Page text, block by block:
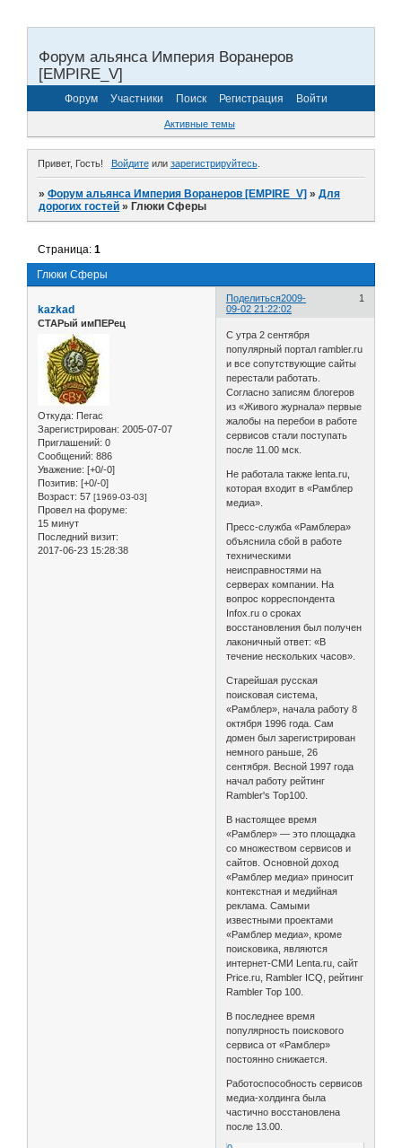
Форум альянса Империя Воранеров
[EMPIRE_V]
Форум Участники Поиск Регистрация Войти
Активные темы
Привет, Гость! Войдитеили зарегистрируйтесь.
»Форум альянса Империя Воранеров [EMPIRE_V] »Для
дорогих гостей »Глюки Сферы
Глюки Сферы
Страница:1
Поделиться 1
2009-
09-02 21:22:02
kazkad
СТАРый имПЕРец
Откуда: Пегас
Зарегистрирован: 2005-07-07
Приглашений: 0
Сообщений: 886
Уважение: [+0/-0]
Позитив: [+0/-0]
Возраст: 57 [1969-03-03]
Провел на форуме:
15 минут
Последний визит:
2017-06-23 15:28:38
С утра 2 сентября
популярный портал rambler.ru
и все сопутствующие сайты
перестали работать.
Согласно записям блогеров
из «Живого журнала» первые
жалобы на перебои в работе
сервисов стали поступать
после 11.00 мск.
Не работала также lenta.ru,
которая входит в «Рамблер
медиа».
Пресс-служба «Рамблера»
объяснила сбой в работе
техническими
неисправностями на
серверах компании. На
вопрос корреспондента
Infox.ru о сроках
восстановления был получен
лаконичный ответ: «В
течение нескольких часов».
Старейшая русская
поисковая система,
«Рамблер», начала работу 8
октября 1996 года. Сам
домен был зарегистрирован
немного раньше, 26
сентября. Весной 1997 года
начал работу рейтинг
Rambler's Top100.
В настоящее время
«Рамблер» — это площадка
со множеством сервисов и
сайтов. Основной доход
«Рамблер медиа» приносит
контекстная и медийная
реклама. Самыми
известными проектами
«Рамблер медиа», кроме
поисковика, являются
интернет-СМИ Lenta.ru, сайт
Price.ru, Rambler ICQ, рейтинг
Rambler Top 100.
В последнее время
популярность поискового
сервиса от «Рамблер»
постоянно снижается.
Работоспособность сервисов
медиа-холдинга была
частично восстановлена
после 13.00.